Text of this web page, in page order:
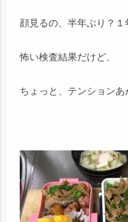
顔見るの、半年ぶり？１
怖い検査結果だけど、
ちょっと、テンションあ